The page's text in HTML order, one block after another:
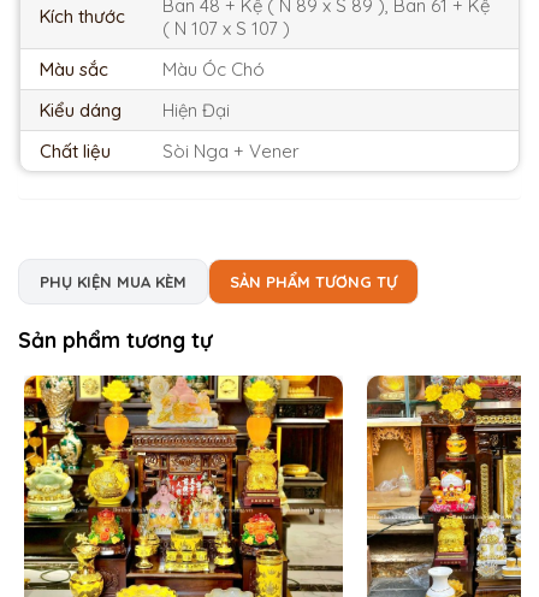
Kích thước
Ban 48 + Kệ ( N 89 x S 89 ), Ban 61 + Kệ
( N 107 x S 107 )
Màu sắc
Màu Óc Chó
Kiểu dáng
Hiện Đại
Chất liệu
Sòi Nga + Vener
PHỤ KIỆN MUA KÈM SẢN PHẨM TƯƠNG TỰ
Sản phẩm tương tự